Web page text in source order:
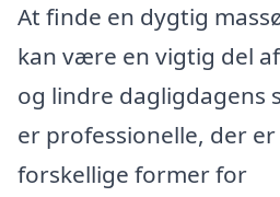
At finde en dygtig
kan være en vigtig del
og lindre dagligdagens
er professionelle, der
forskellige former for